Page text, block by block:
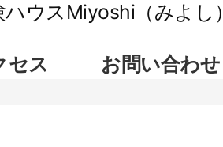
ウスMiyoshi（みよし）
セス
お問い合わせ